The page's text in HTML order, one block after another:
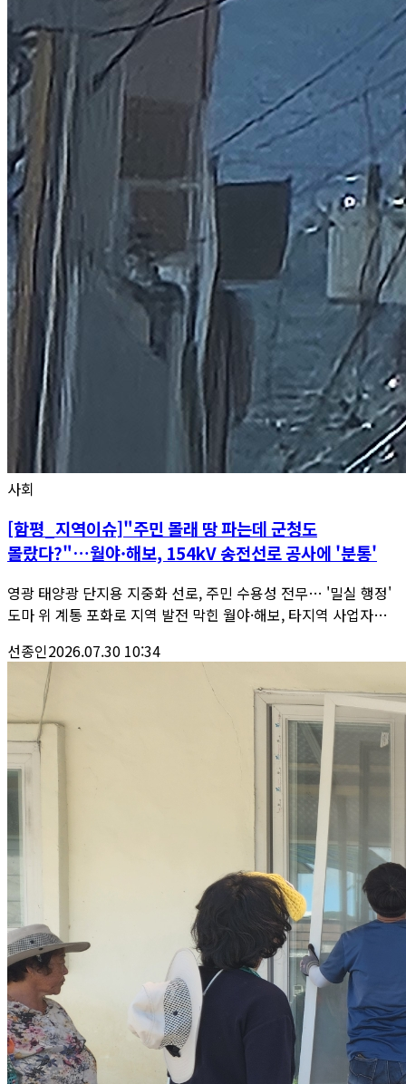
사회
[함평_지역이슈]"주민 몰래 땅 파는데 군청도
몰랐다?"…월야·해보, 154kV 송전선로 공사에 '분통'
영광 태양광 단지용 지중화 선로, 주민 수용성 전무… '밀실 행정'
도마 위 계통 포화로 지역 발전 막힌 월야·해보, 타지역 사업자에
선종인2026.07.30 10:34